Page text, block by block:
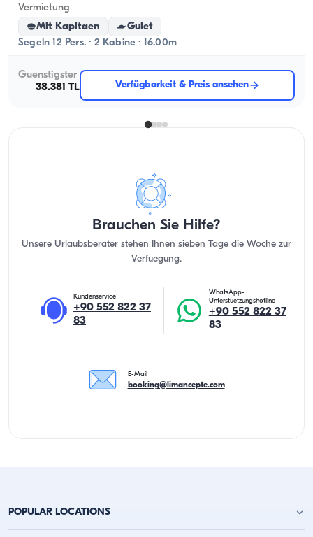
Vermietung
Mit Kapitaen
Gulet
Segeln 12 Pers. · 2 Kabine · 16.00m
Guenstigster
38.381 TL
Verfügbarkeit & Preis ansehen
Brauchen Sie Hilfe?
Unsere Urlaubsberater stehen Ihnen sieben Tage die Woche zur
Verfuegung.
Kundenservice
+90 552 822 37
83
WhatsApp-
Unterstuetzungshotline
+90 552 822 37
83
E-Mail
booking@limancepte.com
POPULAR LOCATIONS